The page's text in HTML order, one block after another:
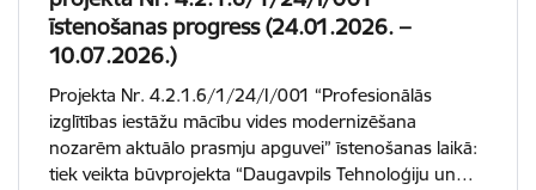
īstenošanas progress (24.01.2026. –
10.07.2026.)
Projekta Nr. 4.2.1.6/1/24/I/001 “Profesionālās
izglītības iestāžu mācību vides modernizēšana
nozarēm aktuālo prasmju apguvei” īstenošanas laikā:
tiek veikta būvprojekta “Daugavpils Tehnoloģiju un…